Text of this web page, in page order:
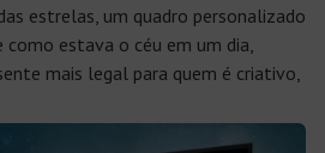
estrelas, um quadro personalizado
estava o céu em um dia,
mais legal para quem é criativo,